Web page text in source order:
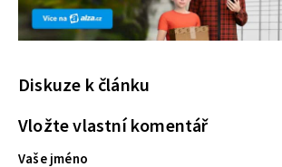
Diskuze k článku
Vložte vlastní komentář
Vaše jméno